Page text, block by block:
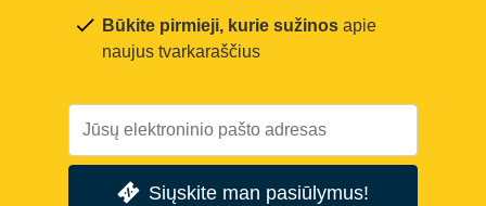
Būkite pirmieji, kurie sužinos apie
naujus tvarkaraščius
Siųskite man pasiūlymus!